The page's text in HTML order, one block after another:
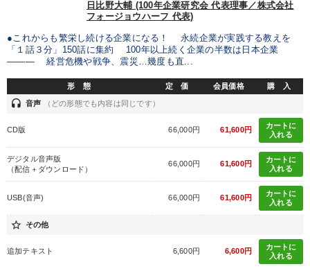
金融 仕組み FCビジネス 採用 推薦
ondemand_video 経営音声・動画を探す refresh 更新する
全国経営者セミナー収録物以外の経営教材（全762タイトル）からお探
カテゴリー
日比野大輔 (100年企業研究会 代表理事／株式会社
フォージョウハーフ 代表)
●これからも繁栄し続ける企業になる！ 永続企業が実践する教えを
「１話３分」150話に集約 100年以上続く企業の半数は日本企業
――― 経営危機や戦争、震災…幾度も直...
形 態 定 価 会員価格 購 入
headset 音声 （どの形態でも内容は同じです）
CD版 66,000円 61,600円
カートに
入れる
デジタル音声版
（配信＋ダウンロード）
66,000円 61,600円
カートに
入れる
USB(音声) 66,000円 61,600円
カートに
入れる
star_border その他
追加テキスト 6,600円 6,600円
カートに
入れる